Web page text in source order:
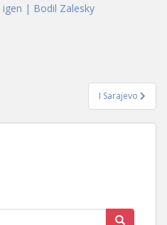
| Bodil Zalesky
I Sarajevo